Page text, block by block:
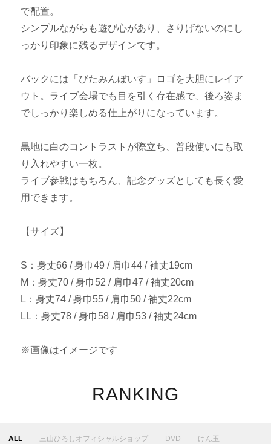
で配置。
シンプルながらも遊び心があり、さりげないのにし
っかり印象に残るデザインです。
バックには「びたみんぼいす」ロゴを大胆にレイア
ウト。ライブ会場でも目を引く存在感で、後ろ姿ま
でしっかり楽しめる仕上がりになっています。
黒地に白のコントラストが際立ち、普段使いにも取
り入れやすい一枚。
ライブ参戦はもちろん、記念グッズとしても長く愛
用できます。
【サイズ】
S：身丈66 / 身巾49 / 肩巾44 / 袖丈19cm
M：身丈70 / 身巾52 / 肩巾47 / 袖丈20cm
L：身丈74 / 身巾55 / 肩巾50 / 袖丈22cm
LL：身丈78 / 身巾58 / 肩巾53 / 袖丈24cm
※画像はイメージです
RANKING
ALL 三山ひろしオフィシャルショップ DVD けん玉